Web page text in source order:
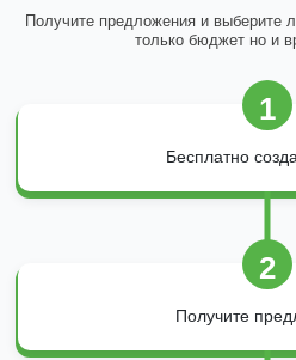
Получите предложения и выберите
только бюджет но и
1
Бесплатно
2
Получите